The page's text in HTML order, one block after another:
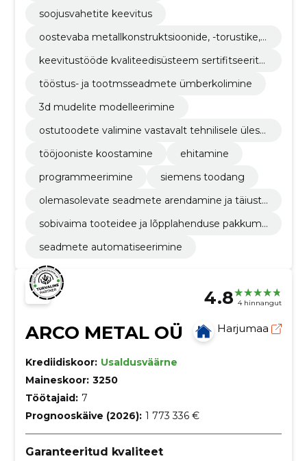
soojusvahetite keevitus
oostevaba metallkonstruktsioonide, -torustike, -
keevitustööde kvaliteedisüsteem sertifitseeritu
tööstus- ja tootmsseadmete ümberkolimine
3d mudelite modelleerimine
ostutoodete valimine vastavalt tehnilisele ülesa
tööjooniste koostamine
ehitamine
programmeerimine
siemens toodang
olemasolevate seadmete arendamine ja täiusta
sobivaima tooteidee ja lõpplahenduse pakkumi
seadmete automatiseerimine
4.8 4 hinnangut
ARCO METAL OÜ Harjumaa
Krediidiskoor: Usaldusväärne
Maineskoor: 3250
Töötajaid: 7
Prognooskäive (2026): 1 773 336 €
Garanteeritud kvaliteet